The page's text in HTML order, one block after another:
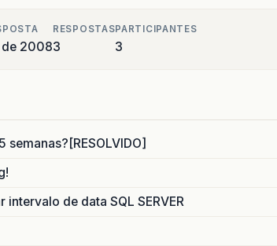
de 2008
RESPOSTAS
3
PARTICIPANTES
3
de data SQL SERVER